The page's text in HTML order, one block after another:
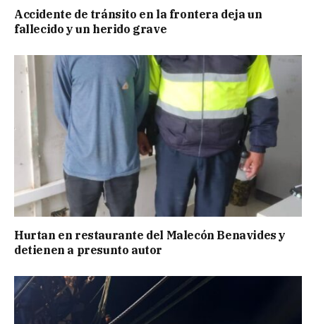
Accidente de tránsito en la frontera deja un
fallecido y un herido grave
Hurtan en restaurante del Malecón Benavides y
detienen a presunto autor